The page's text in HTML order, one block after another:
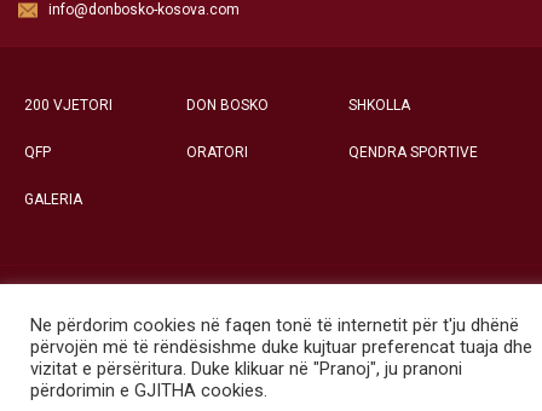
info@donbosko-kosova.com
200 VJETORI DON BOSKO SHKOLLA
QFP ORATORI QENDRA SPORTIVE
GALERIA
Qendra Social-Edukative «Don Bosko» - Prishtinë
Ne përdorim cookies në faqen tonë të internetit për t'ju dhënë
përvojën më të rëndësishme duke kujtuar preferencat tuaja dhe
vizitat e përsëritura. Duke klikuar në "Pranoj", ju pranoni
përdorimin e GJITHA cookies.